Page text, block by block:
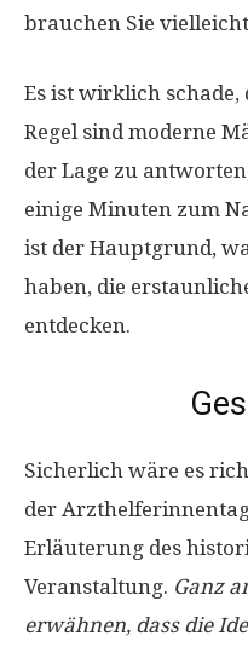
brauchen Sie
Es ist wirklich schade,
Regel sind moderne
der Lage zu
einige Minuten zum
ist der Hauptgrund,
haben, die
entdecken.
Sicherlich wäre es
der
Erläuterung des
Veranstaltung. Ganz
erwähnen, dass die